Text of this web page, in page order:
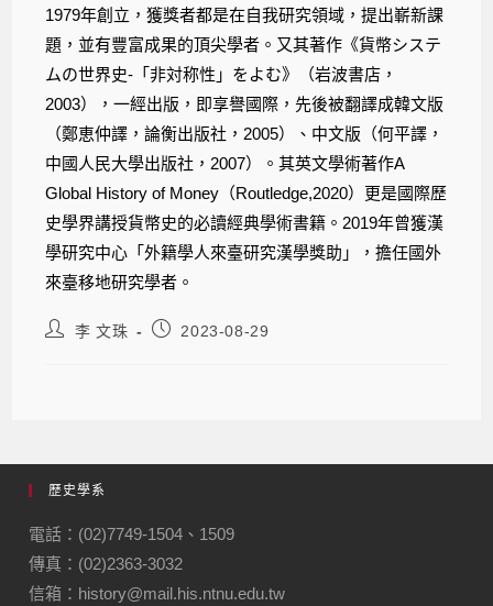
1979年創立，獲獎者都是在自我研究領域，提出嶄新課
題，並有豐富成果的頂尖學者。又其著作《貨幣システ
ムの世界史-「非対称性」をよむ》（岩波書店，
2003），一經出版，即享譽國際，先後被翻譯成韓文版
（鄭恵仲譯，論衡出版社，2005）、中文版（何平譯，
中國人民大學出版社，2007）。其英文學術著作A
Global History of Money（Routledge,2020）更是國際歷
史學界講授貨幣史的必讀經典學術書籍。2019年曾獲漢
學研究中心「外籍學人來臺研究漢學獎助」，擔任國外
來臺移地研究學者。
李 文珠 2023-08-29
歷史學系
電話：(02)7749-1504、1509
傳真：(02)2363-3032
信箱：history@mail.his.ntnu.edu.tw